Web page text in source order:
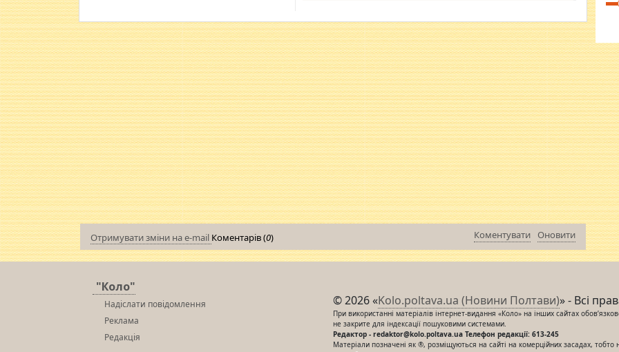
Отримувати зміни на e-mail Коментарів (0) Оновити
Коментувати
"Коло"
Надіслати повідомлення
Реклама
Редакція
© 2026 «Kolo.poltava.ua (Новини Полтави)» - Всі
При використанні матеріалів інтернет-видання «Коло» на інших сайтах
не закрите для індексації пошуковими системами.
Редактор - redaktor@kolo.poltava.ua Телефон редакції: 613-245
Матеріали позначені як ®, розміщуються на сайті на комерційних засадах, тобто